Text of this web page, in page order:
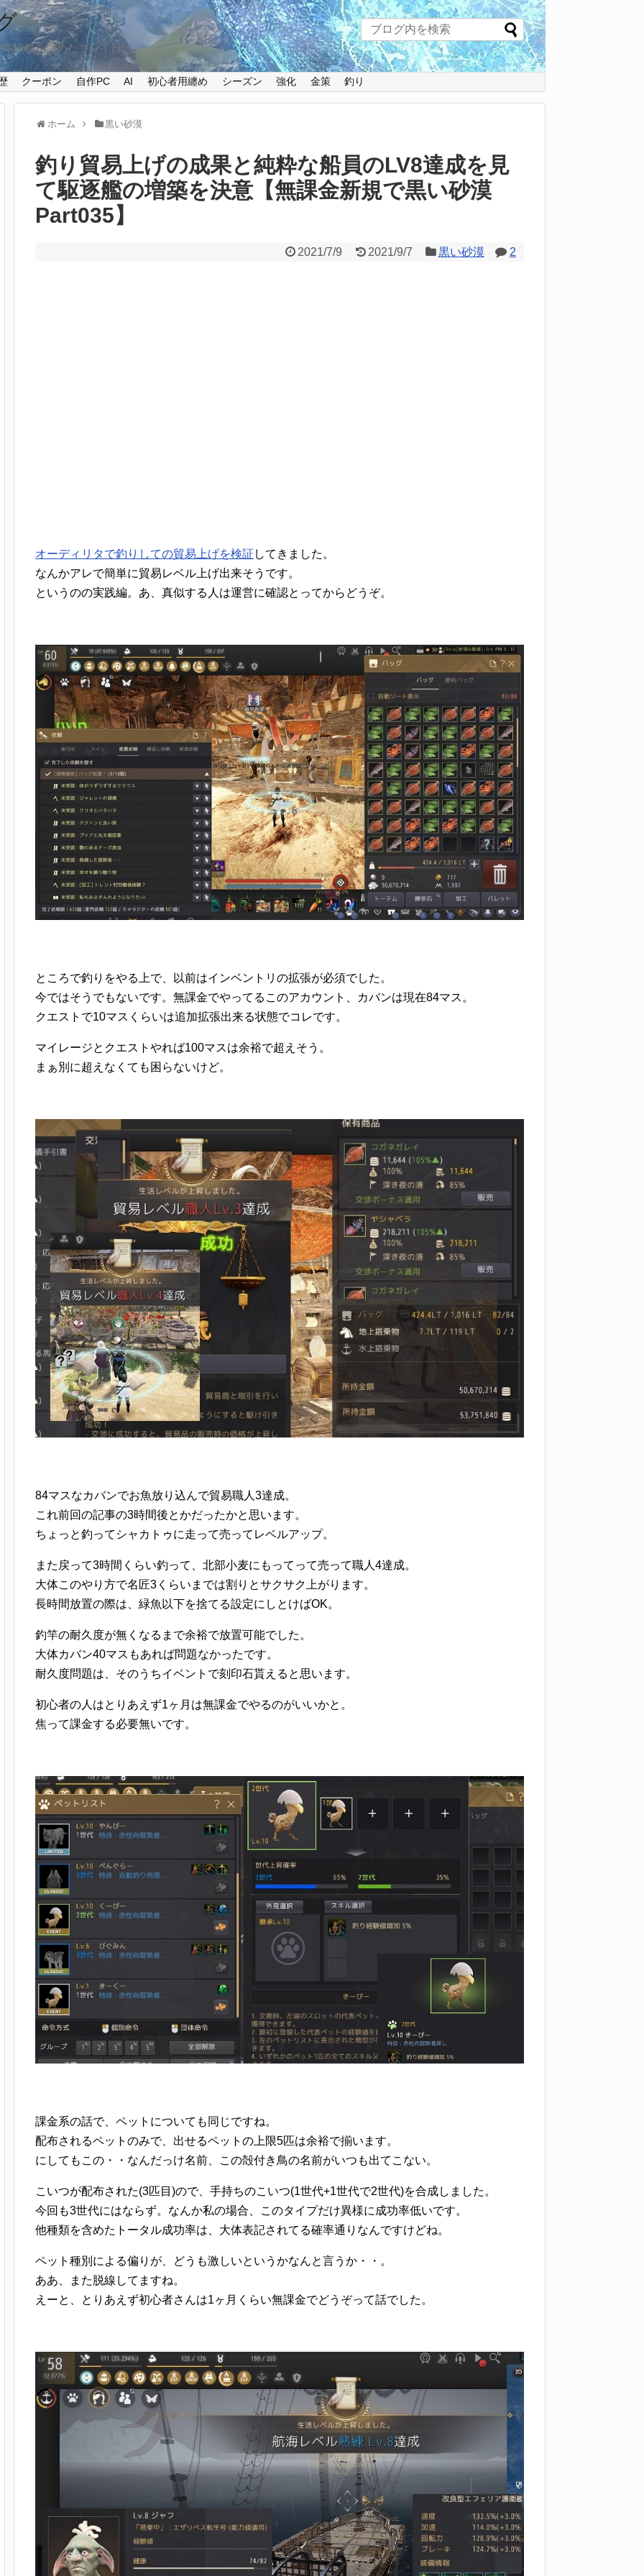
情報を纏めたプレイ日記
クーポン 自作PC AI 初心者用纏め シーズン 強化 金策 釣り
ホーム 黒い砂漠
釣り貿易上げの成果と純粋な船員のLV8達成を見
て駆逐艦の増築を決意【無課金新規で黒い砂漠
Part035】
2021/7/9 2021/9/7 黒い砂漠 2
オーディリタで釣りしての貿易上げを検証 してきました。
なんかアレで簡単に貿易レベル上げ出来そうです。
というのの実践編。あ、真似する人は運営に確認とってからどうぞ。
ところで釣りをやる上で、以前はインベントリの拡張が必須でした。
今ではそうでもないです。無課金でやってるこのアカウント、カバンは現在84マス。
クエストで10マスくらいは追加拡張出来る状態でコレです。
マイレージとクエストやれば100マスは余裕で超えそう。
まぁ別に超えなくても困らないけど。
84マスなカバンでお魚放り込んで貿易職人3達成。
これ前回の記事の3時間後とかだったかと思います。
ちょっと釣ってシャカトゥに走って売ってレベルアップ。
また戻って3時間くらい釣って、北部小麦にもってって売って職人4達成。
大体このやり方で名匠3くらいまでは割りとサクサク上がります。
長時間放置の際は、緑魚以下を捨てる設定にしとけばOK。
釣竿の耐久度が無くなるまで余裕で放置可能でした。
大体カバン40マスもあれば問題なかったです。
耐久度問題は、そのうちイベントで刻印石貰えると思います。
初心者の人はとりあえず1ヶ月は無課金でやるのがいいかと。
焦って課金する必要無いです。
課金系の話で、ペットについても同じですね。
配布されるペットのみで、出せるペットの上限5匹は余裕で揃います。
にしてもこの・・なんだっけ名前、この殻付き鳥の名前がいつも出てこない。
こいつが配布された(3匹目)ので、手持ちのこいつ(1世代+1世代で2世代)を合成しました。
今回も3世代にはならず。なんか私の場合、このタイプだけ異様に成功率低いです。
他種類を含めたトータル成功率は、大体表記されてる確率通りなんですけどね。
ペット種別による偏りが、どうも激しいというかなんと言うか・・。
ああ、また脱線してますね。
えーと、とりあえず初心者さんは1ヶ月くらい無課金でどうぞって話でした。